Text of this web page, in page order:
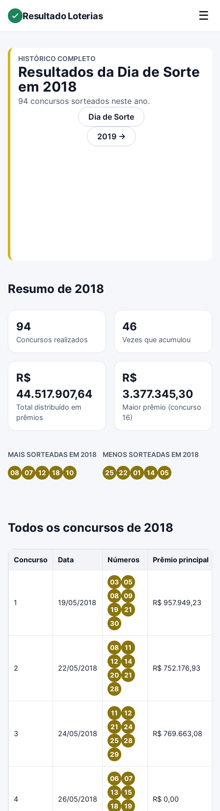
Resultado Loterias ☰
HISTÓRICO COMPLETO
Resultados da Dia de Sorte
em 2018
94 concursos sorteados neste ano.
Dia de Sorte
2019 →
Resumo de 2018
94
Concursos realizados
46
Vezes que acumulou
R$
44.517.907,64
Total distribuído em
prêmios
R$
3.377.345,30
Maior prêmio (concurso
16)
MAIS SORTEADAS EM 2018
08 07 12 18 10
MENOS SORTEADAS EM 2018
25 22 01 14 05
Todos os concursos de 2018
Concurso Data Números Prêmio principal
1 19/05/2018
03
05
08
09
19
21
30
R$ 957.949,23
2 22/05/2018
08
11
12
14
20
21
28
R$ 752.176,93
3 24/05/2018
11
12
21
24
25
28
29
R$ 769.663,08
4 26/05/2018
06
07
13
15
18
19
R$ 0,00